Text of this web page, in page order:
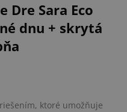
Dre Sara Eco
dnu + skrytá
ktoré umožňuje